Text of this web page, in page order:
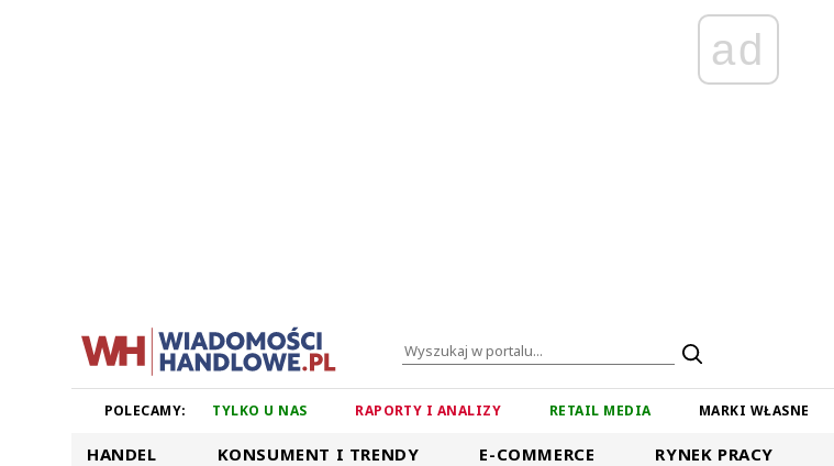
ad
POLECAMY: TYLKO U NAS RAPORTY I ANALIZY RETAIL MEDIA MARKI WŁASNE
HANDEL KONSUMENT I TRENDY E-COMMERCE RYNEK PRACY